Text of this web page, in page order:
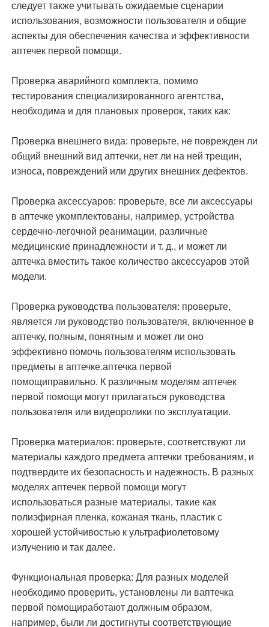
следует также учитывать ожидаемые сценарии
использования, возможности пользователя и общие
аспекты для обеспечения качества и эффективности
аптечек первой помощи.
Проверка аварийного комплекта, помимо
тестирования специализированного агентства,
необходима и для плановых проверок, таких как:
Проверка внешнего вида: проверьте, не поврежден ли
общий внешний вид аптечки, нет ли на ней трещин,
износа, повреждений или других внешних дефектов.
Проверка аксессуаров: проверьте, все ли аксессуары
в аптечке укомплектованы, например, устройства
сердечно-легочной реанимации, различные
медицинские принадлежности и т. д., и может ли
аптечка вместить такое количество аксессуаров этой
модели.
Проверка руководства пользователя: проверьте,
является ли руководство пользователя, включенное в
аптечку, полным, понятным и может ли оно
эффективно помочь пользователям использовать
предметы в аптечке.аптечка первой
помощиправильно. К различным моделям аптечек
первой помощи могут прилагаться руководства
пользователя или видеоролики по эксплуатации.
Проверка материалов: проверьте, соответствуют ли
материалы каждого предмета аптечки требованиям, и
подтвердите их безопасность и надежность. В разных
моделях аптечек первой помощи могут
использоваться разные материалы, такие как
полиэфирная пленка, кожаная ткань, пластик с
хорошей устойчивостью к ультрафиолетовому
излучению и так далее.
Функциональная проверка: Для разных моделей
необходимо проверить, установлены ли ваптечка
первой помощиработают должным образом,
например, были ли достигнуты соответствующие